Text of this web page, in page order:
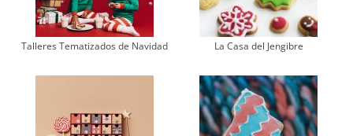
Talleres Tematizados de Navidad La Casa del Jengibre